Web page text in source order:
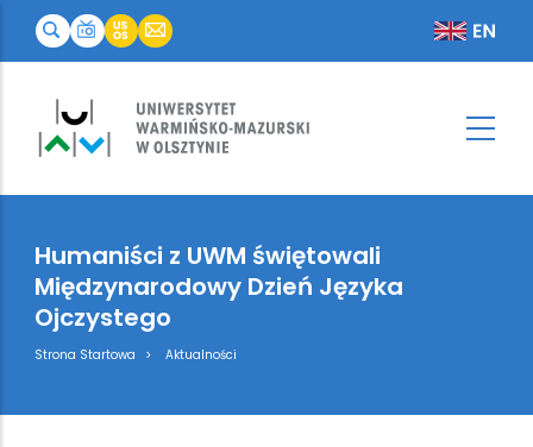
Humaniści z UWM świętowali
Międzynarodowy Dzień Języka
Ojczystego
Breadcrumb
Strona Startowa Aktualności